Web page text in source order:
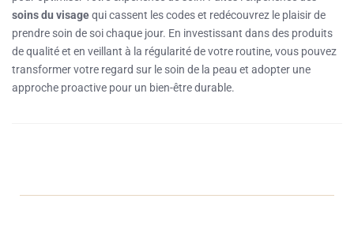
soins du visagequi cassent les codes et redécouvrez le plaisir de
prendre soin de soi chaque jour. En investissant dans des produits
de qualité et en veillant à la régularité de votre routine, vous pouvez
transformer votre regard sur le soin de la peau et adopter une
approche proactive pour un bien-être durable.